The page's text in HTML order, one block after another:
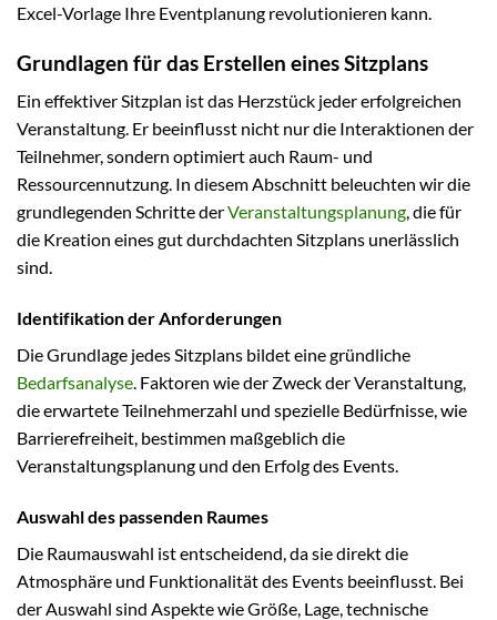
Excel-Vorlage Ihre Eventplanung revolutionieren kann.
Grundlagen für das Erstellen eines Sitzplans
Ein effektiver Sitzplan ist das Herzstück jeder erfolgreichen
Veranstaltung. Er beeinflusst nicht nur die Interaktionen der
Teilnehmer, sondern optimiert auch Raum- und
Ressourcennutzung. In diesem Abschnitt beleuchten wir die
grundlegenden Schritte derVeranstaltungsplanung, die für
die Kreation eines gut durchdachten Sitzplans unerlässlich
sind.
Identifikation der Anforderungen
Die Grundlage jedes Sitzplans bildet eine gründliche
Bedarfsanalyse. Faktoren wie der Zweck der Veranstaltung,
die erwartete Teilnehmerzahl und spezielle Bedürfnisse, wie
Barrierefreiheit, bestimmen maßgeblich die
Veranstaltungsplanung und den Erfolg des Events.
Auswahl des passenden Raumes
Die Raumauswahl ist entscheidend, da sie direkt die
Atmosphäre und Funktionalität des Events beeinflusst. Bei
der Auswahl sind Aspekte wie Größe, Lage, technische